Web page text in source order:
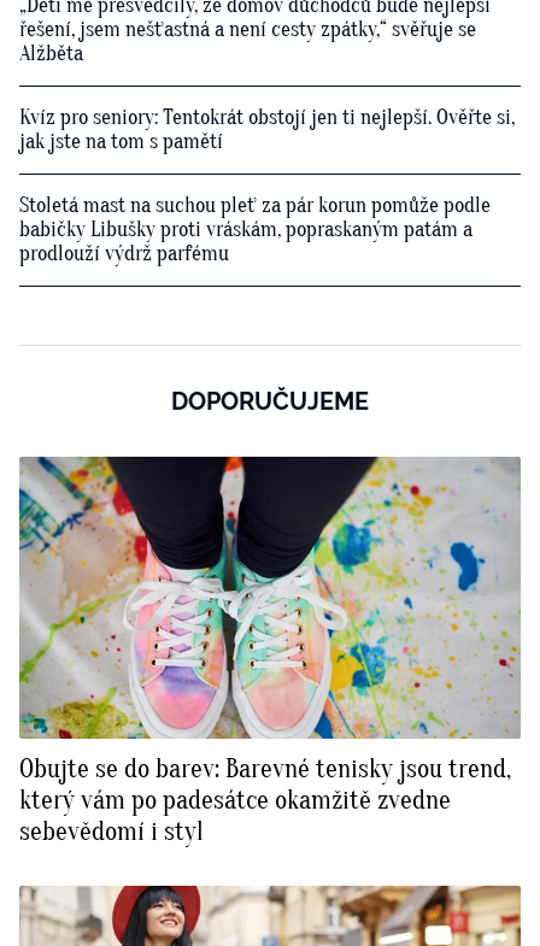
„Děti mě přesvědčily, že domov důchodců bude nejlepší
řešení, jsem nešťastná a není cesty zpátky,“ svěřuje se
Alžběta
Kvíz pro seniory: Tentokrát obstojí jen ti nejlepší. Ověřte si,
jak jste na tom s pamětí
Stoletá mast na suchou pleť za pár korun pomůže podle
babičky Libušky proti vráskám, popraskaným patám a
prodlouží výdrž parfému
DOPORUČUJEME
Obujte se do barev: Barevné tenisky jsou trend,
který vám po padesátce okamžitě zvedne
sebevědomí i styl